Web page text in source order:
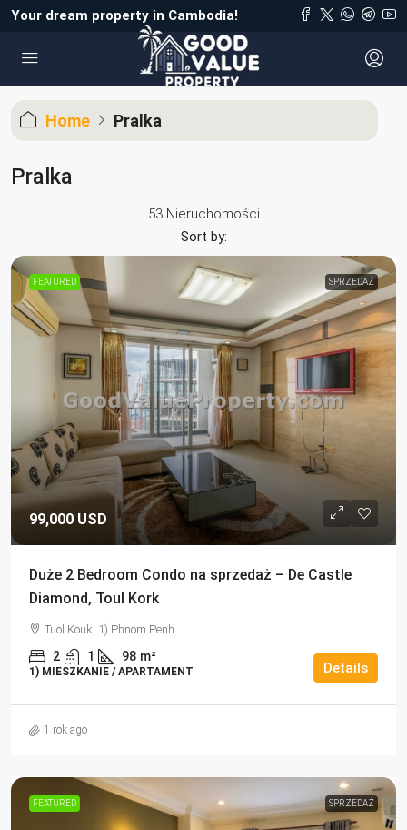
Your dream property in Cambodia!
Home Pralka
Pralka
53 Nieruchomości
Sort by:
FEATURED SPRZEDAŻ
99,000 USD
Duże 2 Bedroom Condo na sprzedaż – De Castle
Diamond, Toul Kork
Tuol Kouk, 1) Phnom Penh
2 1 98 m²
1) MIESZKANIE / APARTAMENT Details
1 rok ago
FEATURED SPRZEDAŻ